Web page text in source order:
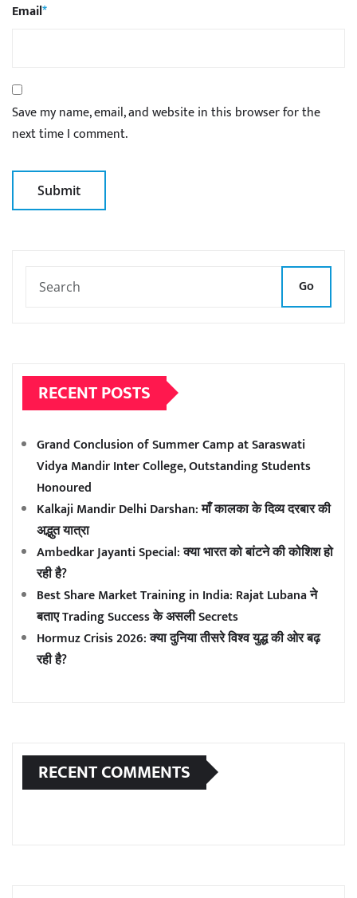
Email*
Save my name, email, and website in this browser for the
next time I comment.
Go
RECENT POSTS
Grand Conclusion of Summer Camp at Saraswati
Vidya Mandir Inter College, Outstanding Students
Honoured
Kalkaji Mandir Delhi Darshan: माँ कालका के दिव्य दरबार की
अद्भुत यात्रा
Ambedkar Jayanti Special: क्या भारत को बांटने की कोशिश हो
रही है?
Best Share Market Training in India: Rajat Lubana ने
बताए Trading Success के असली Secrets
Hormuz Crisis 2026: क्या दुनिया तीसरे विश्व युद्ध की ओर बढ़
रही है?
RECENT COMMENTS